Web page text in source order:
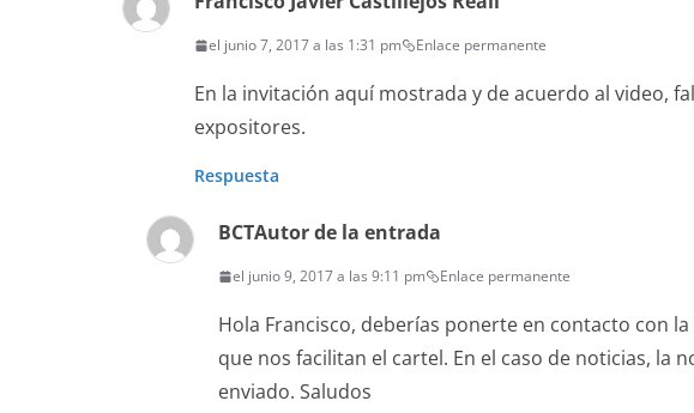
el junio 7, 2017 a las 1:31 pm Enlace permanente
En la invitación aquí mostrada y de acuerdo al video,
expositores.
Respuesta
BCTAutor de la entrada
el junio 9, 2017 a las 9:11 pm Enlace permanente
Hola Francisco, deberías ponerte en contacto con
que nos facilitan el cartel. En el caso de noticias, la
enviado. Saludos